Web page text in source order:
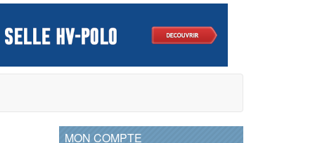
MON COMPTE